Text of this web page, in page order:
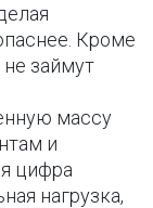
Кроме
займут
массу
и
цифра
нагрузка,